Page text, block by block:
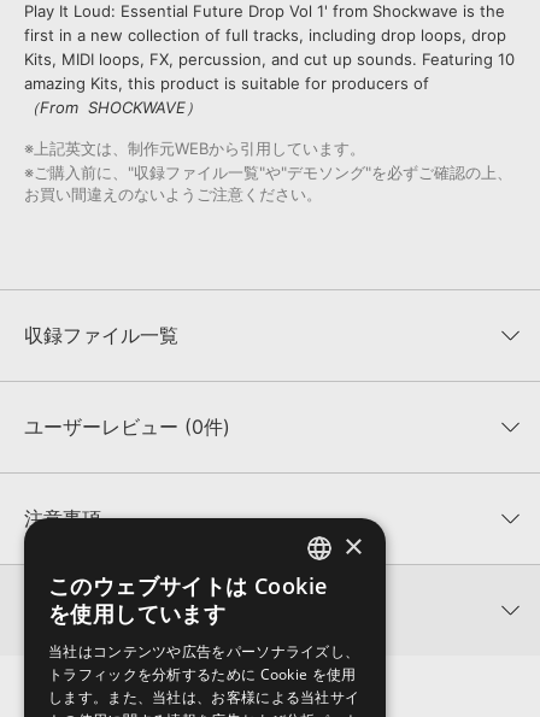
Play It Loud: Essential Future Drop Vol 1' from Shockwave is the
first in a new collection of full tracks, including drop loops, drop
Kits, MIDI loops, FX, percussion, and cut up sounds. Featuring 10
amazing Kits, this product is suitable for producers of
（From SHOCKWAVE）
※上記英文は、制作元WEBから引用しています。
※ご購入前に、"収録ファイル一覧"や"デモソング"を必ずご確認の上、
お買い間違えのないようご注意ください。
収録ファイル一覧
収録ファイル一覧
ユーザーレビュー (0件)
★★★★★
★5
★4
★3
★2
★1
注意事項
KONTAKTフォーマットについて：
サンプルパック製品の
KONTAKTフォーマットは、製品版KONTAKT（別売）
でお使いいただけます。無償版のKONTAKT PLAYERではお使いい
ただけませんので、ご注意ください。また、「ライブラリ・タブ」
への表示にも対応しておりません。
4GBを超えるデータに関するご注意：FAT32でフォーマットされた
関連情報
SHOCKWAVE 製品一覧
ENGLISH
×
このウェブサイトは Cookie
を使用しています
当社はコンテンツや広告をパーソナライズし、
トラフィックを分析するために Cookie を使用
します。また、当社は、お客様による当社サイ